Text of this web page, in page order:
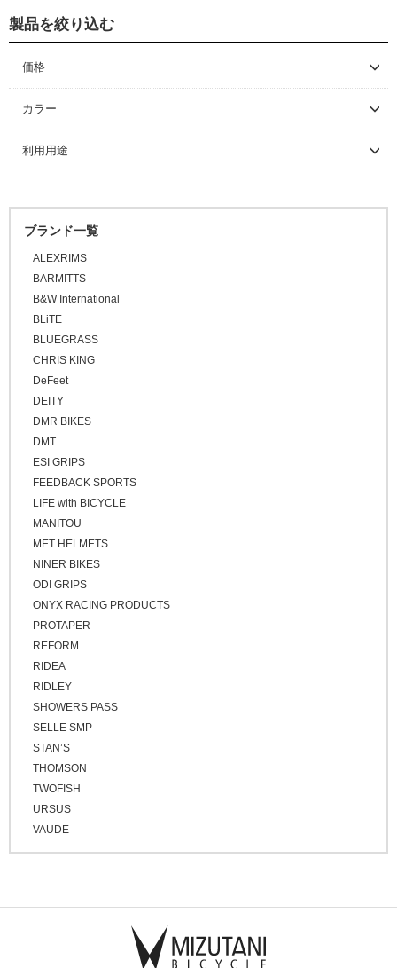
ロードタイヤ（チューブラー）
MTBタイヤ（チューブレス/レディ）
グラベルバイク/CXタイヤ（チューブレス/レディ）
リムセメント
製品を絞り込む
価格
～ \5,000
\5,001 ～ 10,000
\10,001 ～ 20,000
\30,001 ～ 50,000
\50,001 ～
カラー
利用用途
ブランド一覧
ALEXRIMS
BARMITTS
B&W International
BLiTE
BLUEGRASS
CHRIS KING
DeFeet
DEITY
DMR BIKES
DMT
ESI GRIPS
FEEDBACK SPORTS
LIFE with BICYCLE
MANITOU
MET HELMETS
NINER BIKES
ODI GRIPS
ONYX RACING PRODUCTS
PROTAPER
REFORM
RIDEA
RIDLEY
SHOWERS PASS
SELLE SMP
STAN’S
THOMSON
TWOFISH
URSUS
VAUDE